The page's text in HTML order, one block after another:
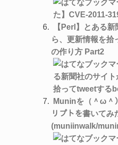
【Perl】とある
ら、更新情報を
の作り方 Part2
Muninを（＾ω＾
リプトを書いてみ
(muniinwalk/